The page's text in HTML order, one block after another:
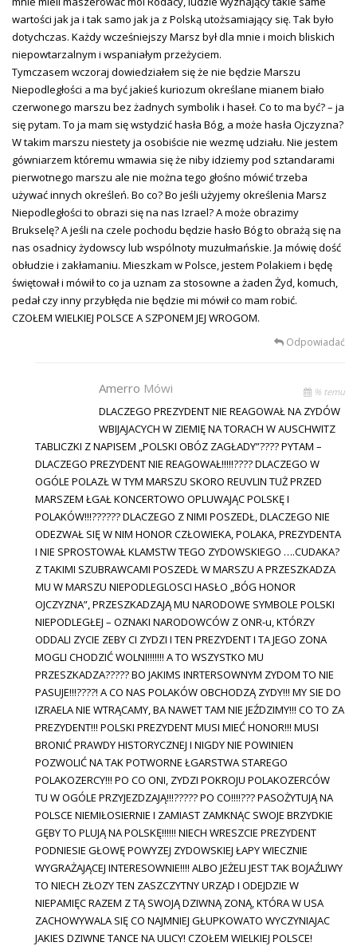
wartości jak ja i tak samo jak ja z Polską utożsamiający się. Tak było
dotychczas. Każdy wcześniejszy Marsz był dla mnie i moich bliskich
niepowtarzalnym i wspaniałym przeżyciem.
Tymczasem wczoraj dowiedziałem się że nie będzie Marszu
Niepodległości a ma być jakieś kuriozum określane mianem biało
czerwonego marszu bez żadnych symbolik i haseł. Co to ma być? – ja
się pytam. To ja mam się wstydzić hasła Bóg, a może hasła Ojczyzna?
W takim marszu niestety ja osobiście nie wezmę udziału. Nie jestem
gówniarzem któremu wmawia się że niby idziemy pod sztandarami
pierwotnego marszu ale nie można tego głośno mówić trzeba
używać innych określeń. Bo co? Bo jeśli użyjemy określenia Marsz
Niepodległości to obrazi się na nas Izrael? A może obrazimy
Brukselę? A jeśli na czele pochodu będzie hasło Bóg to obrażą się na
nas osadnicy żydowscy lub wspólnoty muzułmańskie. Ja mówię dość
obłudzie i zakłamaniu. Mieszkam w Polsce, jestem Polakiem i będę
świętował i mówił to co ja uznam za stosowne a żaden Żyd, komuch,
pedał czy inny przybłęda nie będzie mi mówił co mam robić.
CZOŁEM WIELKIEJ POLSCE A SZPONEM JEJ WROGOM.
Odpowiadać
Amerro Mówi % temu
DLACZEGO PREZYDENT NIE REAGOWAŁ NA ZYDÓW
WBIJAJACYCH W ZIEMIĘ NA TORACH W AUSCHWITZ
TABLICZKI Z NAPISEM „POLSKI OBÓZ ZAGŁADY”???? PYTAM –
DLACZEGO PREZYDENT NIE REAGOWAŁ!!!!!???? DLACZEGO W
OGÓLE POLAZŁ W TYM MARSZU SKORO REUVLIN TUŻ PRZED
MARSZEM ŁGAŁ KONCERTOWO OPLUWAJĄC POLSKĘ I
POLAKÓW!!!?????? DLACZEGO Z NIMI POSZEDŁ, DLACZEGO NIE
ODEZWAŁ SIĘ W NIM HONOR CZŁOWIEKA, POLAKA, PREZYDENTA
I NIE SPROSTOWAŁ KLAMSTW TEGO ZYDOWSKIEGO ….CUDAKA?
Z TAKIMI SZUBRAWCAMI POSZEDŁ W MARSZU A PRZESZKADZA
MU W MARSZU NIEPODLEGLOSCI HASŁO „BÓG HONOR
OJCZYZNA”, PRZESZKADZAJĄ MU NARODOWE SYMBOLE POLSKI
NIEPODLEGŁEJ – OZNAKI NARODOWCÓW Z ONR-u, KTÓRZY
ODDALI ZYCIE ZEBY CI ZYDZI I TEN PREZYDENT I TA JEGO ZONA
MOGLI CHODZIĆ WOLNI!!!!!!! A TO WSZYSTKO MU
PRZESZKADZA????? BO JAKIMS INRTERSOWNYM ZYDOM TO NIE
PASUJE!!!????! A CO NAS POLAKÓW OBCHODZĄ ZYDY!!! MY SIE DO
IZRAELA NIE WTRĄCAMY, BA NAWET TAM NIE JEŹDZIMY!!! CO TO ZA
PREZYDENT!!! POLSKI PREZYDENT MUSI MIEĆ HONOR!!! MUSI
BRONIĆ PRAWDY HISTORYCZNEJ I NIGDY NIE POWINIEN
POZWOLIĆ NA TAK POTWORNE ŁGARSTWA STAREGO
POLAKOZERCY!!! PO CO ONI, ZYDZI POKROJU POLAKOZERCÓW
TU W OGÓLE PRZYJEZDZAJĄ!!!????? PO CO!!!!??? PASOŻYTUJĄ NA
POLSCE NIEMIŁOSIERNIE I ZAMIAST ZAMKNĄC SWOJE BRZYDKIE
GĘBY TO PLUJĄ NA POLSKĘ!!!!!! NIECH WRESZCIE PREZYDENT
PODNIESIE GŁOWĘ POWYZEJ ZYDOWSKIEJ ŁAPY WIECZNIE
WYGRAŻAJĄCEJ INTERESOWNIE!!!! ALBO JEŻELI JEST TAK BOJAŹLIWY
TO NIECH ZŁOZY TEN ZASZCZYTNY URZĄD I ODEJDZIE W
NIEPAMIĘC RAZEM Z TĄ SWOJĄ DZIWNĄ ZONĄ, KTÓRA W USA
ZACHOWYWALA SIĘ CO NAJMNIEJ GŁUPKOWATO WYCZYNIAJAC
JAKIES DZIWNE TANCE NA ULICY! CZOŁEM WIELKIEJ POLSCE!